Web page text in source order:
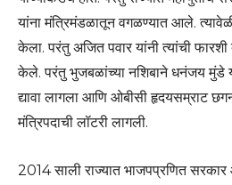
यांना मंत्रिमंडळातून वगळण्यात आले.
केला. परंतु अजित पवार यांनी त्यांची
केले. परंतु भुजबळांच्या नशिबाने धनंजय मुंडे
द्यावा लागला आणि ओबीसी हृदयसम्राट
मंत्रिपदाची लॉटरी लागली.
2014 साली राज्यात भाजपप्रणित